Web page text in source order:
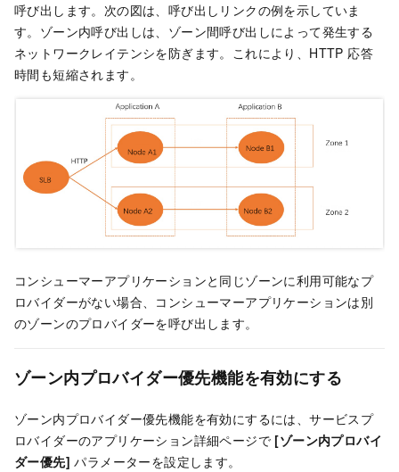
呼び出します。次の図は、呼び出しリンクの例を示していま
す。ゾーン内呼び出しは、ゾーン間呼び出しによって発生する
ネットワークレイテンシを防ぎます。これにより、HTTP 応答
時間も短縮されます。
コンシューマーアプリケーションと同じゾーンに利用可能なプ
ロバイダーがない場合、コンシューマーアプリケーションは別
のゾーンのプロバイダーを呼び出します。
ゾーン内プロバイダー優先機能を有効にする
ゾーン内プロバイダー優先機能を有効にするには、サービスプ
ロバイダーのアプリケーション詳細ページで [ゾーン内プロバイ
ダー優先] パラメーターを設定します。